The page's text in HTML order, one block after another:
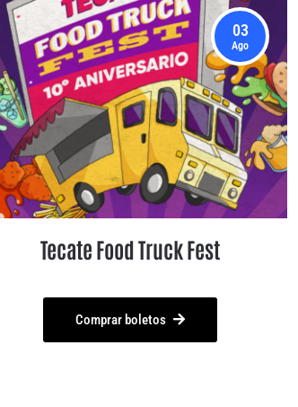
03
Ago
Tecate Food Truck Fest
Comprar boletos